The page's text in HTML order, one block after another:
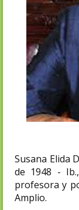
Susana Elida
de 1948 -
profesora y
Amplio.